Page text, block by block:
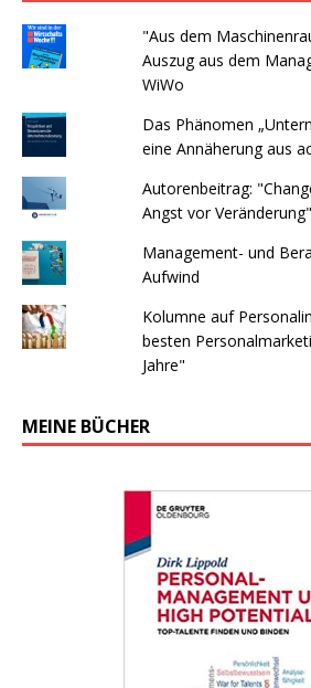
"Aus dem
Auszug aus dem
WiWo
Das Phänomen
eine Annäherung aus
Autorenbeitrag:
Angst vor Veränderung"
Management- und
Aufwind
Kolumne auf
besten
Jahre"
MEINE BÜCHER